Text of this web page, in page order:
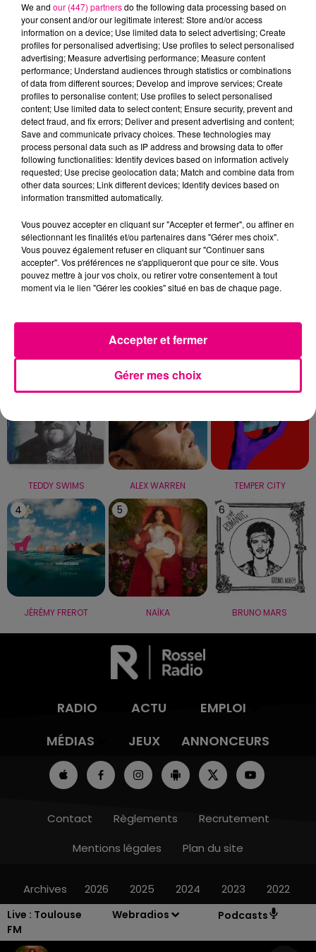
Live : Toulouse
FM
Webradios Podcasts
Cancer Lion Vierge
Balance Scorpion Sagittaire
LE TOP
TEDDY SWIMS
2
ALEX WARREN TEMPER CITY
4
JÉRÉMY FREROT
5
NAÏKA
6
BRUNO MARS
RADIO ACTU
EMPLOI
MÉDIAS
JEUX ANNONCEURS
Contact Règlements
Recrutement
Mentions légales
Plan du site
Archives 2026 2025 2024 2023 2022
We and our (447) partnersdo the following data processing based on
your consent and/or our legitimate interest: Store and/or access
information on a device; Use limited data to select advertising; Create
profiles for personalised advertising; Use profiles to select personalised
advertising; Measure advertising performance; Measure content
performance; Understand audiences through statistics or combinations
of data from different sources; Develop and improve services; Create
profiles to personalise content; Use profiles to select personalised
content; Use limited data to select content; Ensure security, prevent and
detect fraud, and fix errors; Deliver and present advertising and content;
Save and communicate privacy choices. These technologies may
process personal data such as IP address and browsing data to offer
following functionalities: Identify devices based on information actively
requested; Use precise geolocation data; Match and combine data from
other data sources; Link different devices; Identify devices based on
information transmitted automatically.
Vous pouvez accepter en cliquant sur "Accepter et fermer", ou affiner en
sélectionnant les finalités et/ou partenaires dans "Gérer mes choix".
Vous pouvez également refuser en cliquant sur "Continuer sans
accepter". Vos préférences ne s'appliqueront que pour ce site. Vous
pouvez mettre à jour vos choix, ou retirer votre consentement à tout
moment via le lien "Gérer les cookies" situé en bas de chaque page.
Gérer mes choix
Accepter et fermer